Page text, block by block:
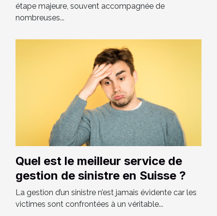
étape majeure, souvent accompagnée de
nombreuses...
Quel est le meilleur service de
gestion de sinistre en Suisse ?
La gestion d’un sinistre n’est jamais évidente car les
victimes sont confrontées à un véritable...